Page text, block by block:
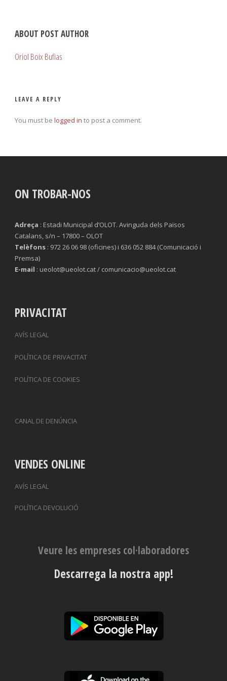
ABOUT POST AUTHOR
Oriol Boix Bufias
LEAVE A REPLY
You must be logged in to post a comment.
ON TROBAR-NOS
Adreça : Estadi Municipal d’OLOT. Avinguda dels Països
Catalans, s/n – 17800 – OLOT
Telèfons : 972 26 06 98 (oficines) i 636 052 884 (Comunicació i
Premsa)
E-mail : ueolot@ueolot.cat / comunicacio@ueolot.cat
PRIVACITAT
AVÍS LEGAL
POLÍTICA DE PRIVACITAT
POLÍTICA DE COOKIES
CANAL DE DENÚNCIA
VENDES ONLINE
AVÍS LEGAL
POLÍTICA DEVOLUCIÓ
Veure les empreses col·laboradores
Descarrega la nostra app!